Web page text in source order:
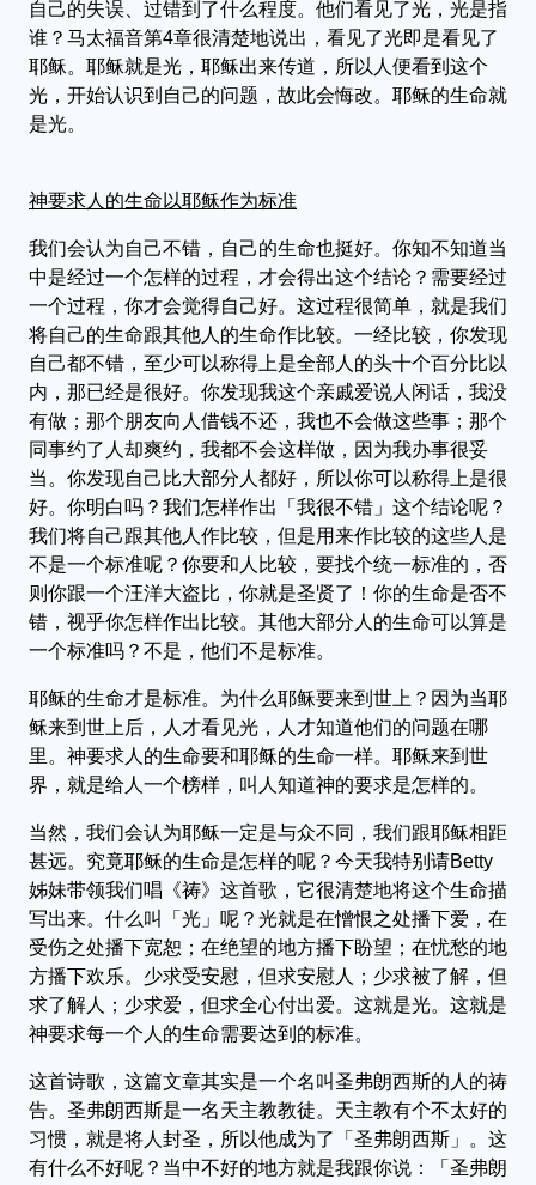
自己的失误、过错到了什么程度。他们看见了光，光是指
谁？马太福音第4章很清楚地说出，看见了光即是看见了
耶稣。耶稣就是光，耶稣出来传道，所以人便看到这个
光，开始认识到自己的问题，故此会悔改。耶稣的生命就
是光。
神要求人的生命以耶稣作为标准
我们会认为自己不错，自己的生命也挺好。你知不知道当
中是经过一个怎样的过程，才会得出这个结论？需要经过
一个过程，你才会觉得自己好。这过程很简单，就是我们
将自己的生命跟其他人的生命作比较。一经比较，你发现
自己都不错，至少可以称得上是全部人的头十个百分比以
内，那已经是很好。你发现我这个亲戚爱说人闲话，我没
有做；那个朋友向人借钱不还，我也不会做这些事；那个
同事约了人却爽约，我都不会这样做，因为我办事很妥
当。你发现自己比大部分人都好，所以你可以称得上是很
好。你明白吗？我们怎样作出「我很不错」这个结论呢？
我们将自己跟其他人作比较，但是用来作比较的这些人是
不是一个标准呢？你要和人比较，要找个统一标准的，否
则你跟一个汪洋大盗比，你就是圣贤了！你的生命是否不
错，视乎你怎样作出比较。其他大部分人的生命可以算是
一个标准吗？不是，他们不是标准。
耶稣的生命才是标准。为什么耶稣要来到世上？因为当耶
稣来到世上后，人才看见光，人才知道他们的问题在哪
里。神要求人的生命要和耶稣的生命一样。耶稣来到世
界，就是给人一个榜样，叫人知道神的要求是怎样的。
当然，我们会认为耶稣一定是与众不同，我们跟耶稣相距
甚远。究竟耶稣的生命是怎样的呢？今天我特别请Betty
姊妹带领我们唱《祷》这首歌，它很清楚地将这个生命描
写出来。什么叫「光」呢？光就是在憎恨之处播下爱，在
受伤之处播下宽恕；在绝望的地方播下盼望；在忧愁的地
方播下欢乐。少求受安慰，但求安慰人；少求被了解，但
求了解人；少求爱，但求全心付出爱。这就是光。这就是
神要求每一个人的生命需要达到的标准。
这首诗歌，这篇文章其实是一个名叫圣弗朗西斯的人的祷
告。圣弗朗西斯是一名天主教教徒。天主教有个不太好的
习惯，就是将人封圣，所以他成为了「圣弗朗西斯」。这
有什么不好呢？当中不好的地方就是我跟你说：「圣弗朗